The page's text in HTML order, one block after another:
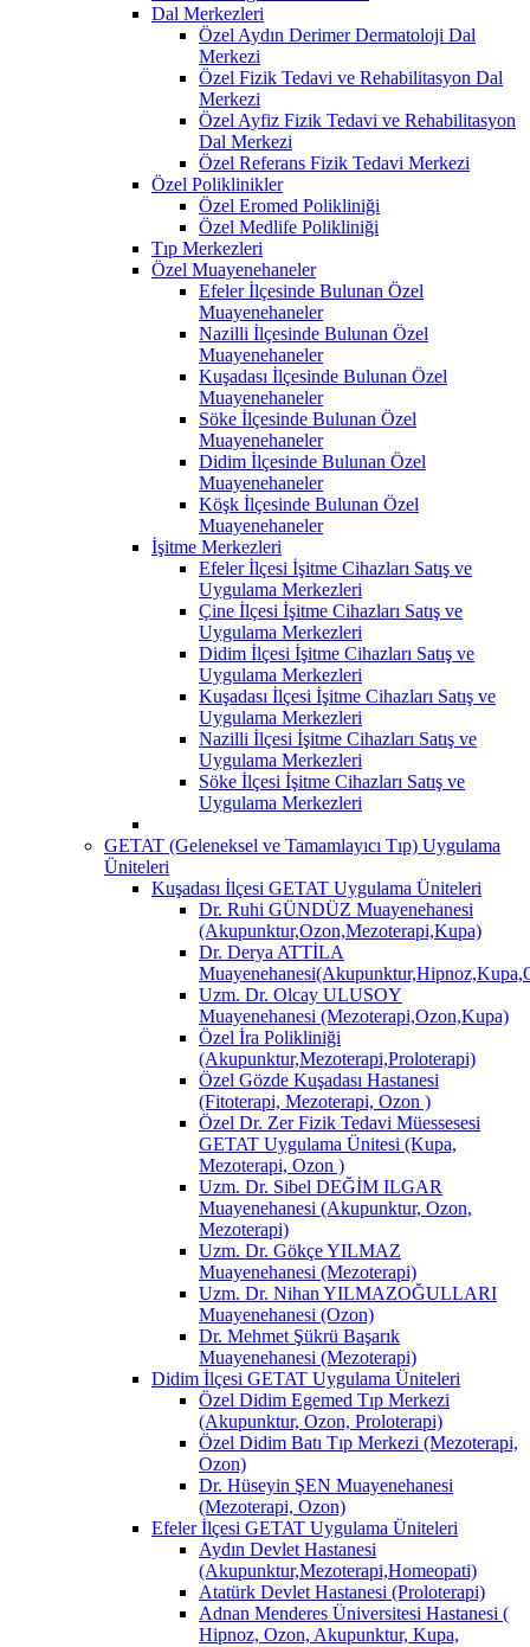
Dal Merkezleri
Özel Aydın Derimer Dermatoloji Dal
Merkezi
Özel Fizik Tedavi ve Rehabilitasyon Dal
Merkezi
Özel Ayfiz Fizik Tedavi ve Rehabilitasyon
Dal Merkezi
Özel Referans Fizik Tedavi Merkezi
Özel Poliklinikler
Özel Eromed Polikliniği
Özel Medlife Polikliniği
Tıp Merkezleri
Özel Muayenehaneler
Efeler İlçesinde Bulunan Özel
Muayenehaneler
Nazilli İlçesinde Bulunan Özel
Muayenehaneler
Kuşadası İlçesinde Bulunan Özel
Muayenehaneler
Söke İlçesinde Bulunan Özel
Muayenehaneler
Didim İlçesinde Bulunan Özel
Muayenehaneler
Köşk İlçesinde Bulunan Özel
Muayenehaneler
İşitme Merkezleri
Efeler İlçesi İşitme Cihazları Satış ve
Uygulama Merkezleri
Çine İlçesi İşitme Cihazları Satış ve
Uygulama Merkezleri
Didim İlçesi İşitme Cihazları Satış ve
Uygulama Merkezleri
Kuşadası İlçesi İşitme Cihazları Satış ve
Uygulama Merkezleri
Nazilli İlçesi İşitme Cihazları Satış ve
Uygulama Merkezleri
Söke İlçesi İşitme Cihazları Satış ve
Uygulama Merkezleri
GETAT (Geleneksel ve Tamamlayıcı Tıp) Uygulama
Üniteleri
Kuşadası İlçesi GETAT Uygulama Üniteleri
Dr. Ruhi GÜNDÜZ Muayenehanesi
(Akupunktur,Ozon,Mezoterapi,Kupa)
Dr. Derya ATTİLA
Uzm. Dr. Olcay ULUSOY
Muayenehanesi (Mezoterapi,Ozon,Kupa)
Özel İra Polikliniği
(Akupunktur,Mezoterapi,Proloterapi)
Özel Gözde Kuşadası Hastanesi
(Fitoterapi, Mezoterapi, Ozon )
Özel Dr. Zer Fizik Tedavi Müessesesi
GETAT Uygulama Ünitesi (Kupa,
Mezoterapi, Ozon )
Uzm. Dr. Sibel DEĞİM ILGAR
Muayenehanesi (Akupunktur, Ozon,
Mezoterapi)
Uzm. Dr. Gökçe YILMAZ
Muayenehanesi (Mezoterapi)
Uzm. Dr. Nihan YILMAZOĞULLARI
Muayenehanesi (Ozon)
Dr. Mehmet Şükrü Başarık
Muayenehanesi (Mezoterapi)
Didim İlçesi GETAT Uygulama Üniteleri
Özel Didim Egemed Tıp Merkezi
(Akupunktur, Ozon, Proloterapi)
Özel Didim Batı Tıp Merkezi (Mezoterapi,
Ozon)
Dr. Hüseyin ŞEN Muayenehanesi
(Mezoterapi, Ozon)
Efeler İlçesi GETAT Uygulama Üniteleri
Aydın Devlet Hastanesi
(Akupunktur,Mezoterapi,Homeopati)
Atatürk Devlet Hastanesi (Proloterapi)
Adnan Menderes Üniversitesi Hastanesi (
Hipnoz, Ozon, Akupunktur, Kupa,